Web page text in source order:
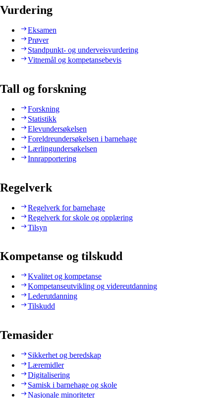
Vurdering
Eksamen
Prøver
Standpunkt- og underveisvurdering
Vitnemål og kompetansebevis
Tall og forskning
Forskning
Statistikk
Elevundersøkelsen
Foreldreundersøkelsen i barnehage
Lærlingundersøkelsen
Innrapportering
Regelverk
Regelverk for barnehage
Regelverk for skole og opplæring
Tilsyn
Kompetanse og tilskudd
Kvalitet og kompetanse
Kompetanseutvikling og videreutdanning
Lederutdanning
Tilskudd
Temasider
Sikkerhet og beredskap
Læremidler
Digitalisering
Samisk i barnehage og skole
Nasjonale minoriteter